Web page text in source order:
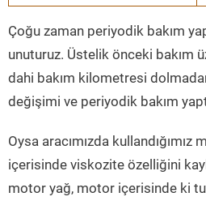
Çoğu zaman periyodik bakım
unuturuz. Üstelik önceki bakım
dahi bakım kilometresi
değişimi ve periyodik bakım
Oysa aracımızda kullandığımız
içerisinde viskozite özelliğini
motor yağ, motor içerisinde ki